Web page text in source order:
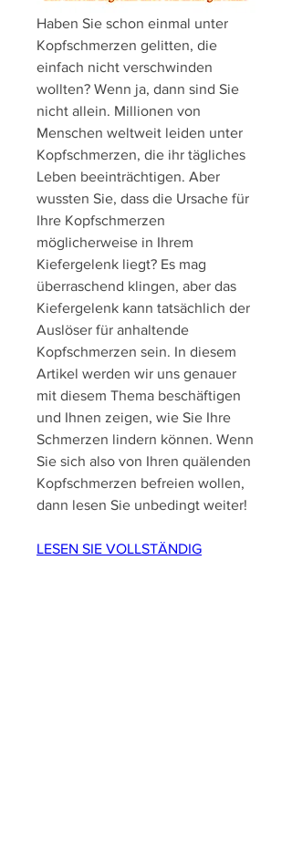
Haben Sie schon einmal unter
Kopfschmerzen gelitten, die
einfach nicht verschwinden
wollten? Wenn ja, dann sind Sie
nicht allein. Millionen von
Menschen weltweit leiden unter
Kopfschmerzen, die ihr tägliches
Leben beeinträchtigen. Aber
wussten Sie, dass die Ursache für
Ihre Kopfschmerzen
möglicherweise in Ihrem
Kiefergelenk liegt? Es mag
überraschend klingen, aber das
Kiefergelenk kann tatsächlich der
Auslöser für anhaltende
Kopfschmerzen sein. In diesem
Artikel werden wir uns genauer
mit diesem Thema beschäftigen
und Ihnen zeigen, wie Sie Ihre
Schmerzen lindern können. Wenn
Sie sich also von Ihren quälenden
Kopfschmerzen befreien wollen,
dann lesen Sie unbedingt weiter!
LESEN SIE VOLLSTÄNDIG